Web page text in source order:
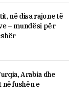
në disa rajone të
– mundësi për
Arabia dhe
fushën e